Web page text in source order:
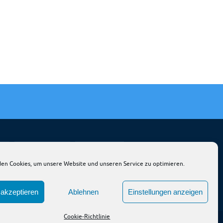
Cookies, um unsere Website und unseren Service zu optimieren.
Ablehnen Einstellungen anzeigen
Cookie-Richtlinie